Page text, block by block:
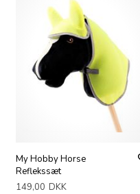
My Hobby Horse
Reflekssæt
149,00 DKK